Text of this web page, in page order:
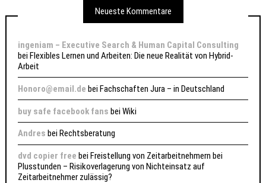
Neueste Kommentare
ingeniam – Executive Search & Human Capital Consulting
beiFlexibles Lernen und Arbeiten: Die neue Realität von Hybrid-
Arbeit
Honoro@email.de beiFachschaften Jura – in Deutschland
buy safe facebook fans beiWiki
Andres beiRechtsberatung
dvd copier free beiFreistellung von Zeitarbeitnehmern bei
Plusstunden – Risikoverlagerung von Nichteinsatz auf
Zeitarbeitnehmer zulässig?